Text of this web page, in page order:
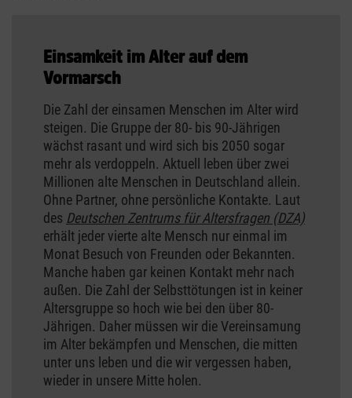
Einsamkeit im Alter auf dem
Vormarsch
Die Zahl der einsamen Menschen im Alter wird
steigen. Die Gruppe der 80- bis 90-Jährigen
wächst rasant und wird sich bis 2050 sogar
mehr als verdoppeln. Aktuell leben über zwei
Millionen alte Menschen in Deutschland allein.
Ohne Partner, ohne persönliche Kontakte. Laut
des Deutschen Zentrums für Altersfragen (DZA)
erhält jeder vierte alte Mensch nur einmal im
Monat Besuch von Freunden oder Bekannten.
Manche haben gar keinen Kontakt mehr nach
außen. Die Zahl der Selbsttötungen ist in keiner
Altersgruppe so hoch wie bei den über 80-
Jährigen. Daher müssen wir die Vereinsamung
im Alter bekämpfen und Menschen, die mitten
unter uns leben und die wir vergessen haben,
wieder in unsere Mitte holen.